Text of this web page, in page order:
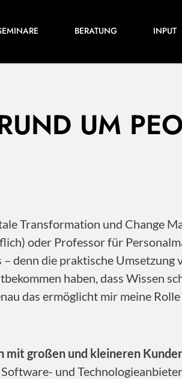
BERATUNG INPUT
UM
Transformation und Change
oder Professor für
denn die praktische Umsetzung
haben, dass Wissen
das ermöglicht mir meine Rolle
mit großen und kleineren
und